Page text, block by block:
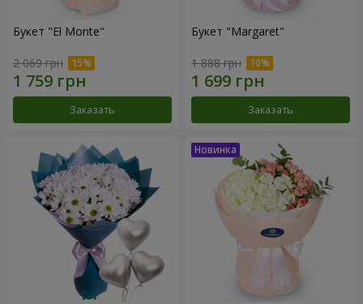
Букет "El Monte"
2 069 грн
Заказать
Букет "Margaret"
1 888 грн
Заказать